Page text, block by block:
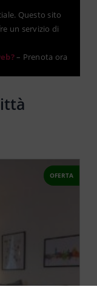
Questo sito
un servizio di
– Prenota ora
OFERTA